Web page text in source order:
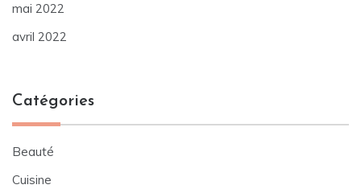
mai 2022
avril 2022
Catégories
Beauté
Cuisine